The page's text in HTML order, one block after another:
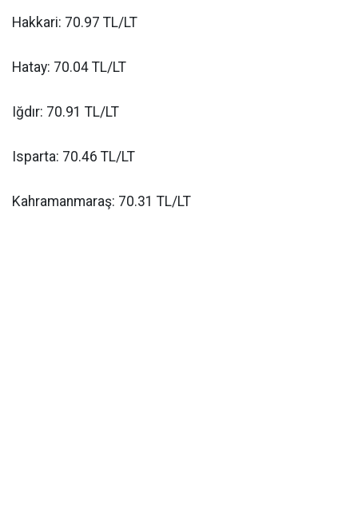
Hakkari: 70.97 TL/LT
Hatay: 70.04 TL/LT
Iğdır: 70.91 TL/LT
Isparta: 70.46 TL/LT
Kahramanmaraş: 70.31 TL/LT